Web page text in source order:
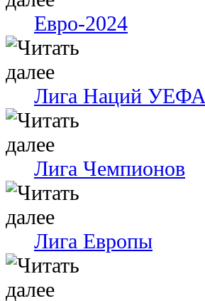
Евро-2024
Лига Наций УЕФА
Лига Чемпионов
Лига Европы